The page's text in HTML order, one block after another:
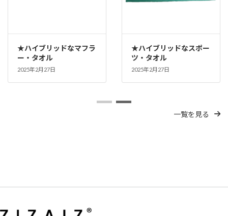
★ハイブリッドなマフラ
ー・タオル
2025年2月27日
★ハイブリッドなスポー
ツ・タオル
2025年2月27日
一覧を見る